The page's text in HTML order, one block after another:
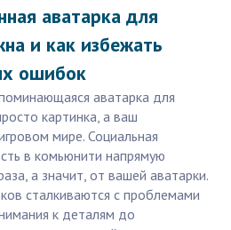
аватарка для
и как избежать
ошибок
аватарка для
картинка, а ваш
мире. Социальная
в комьюнити напрямую
а значит, от вашей аватарки.
сталкиваются с проблемами
к деталям до